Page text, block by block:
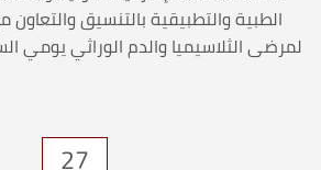
الطبية والتطبيقية بالتنسيق والتعاون
لمرضى الثلاسيميا والدم الوراثي يومي السبت
27